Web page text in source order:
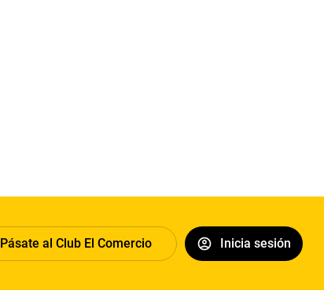
Pásate al Club El Comercio Inicia sesión